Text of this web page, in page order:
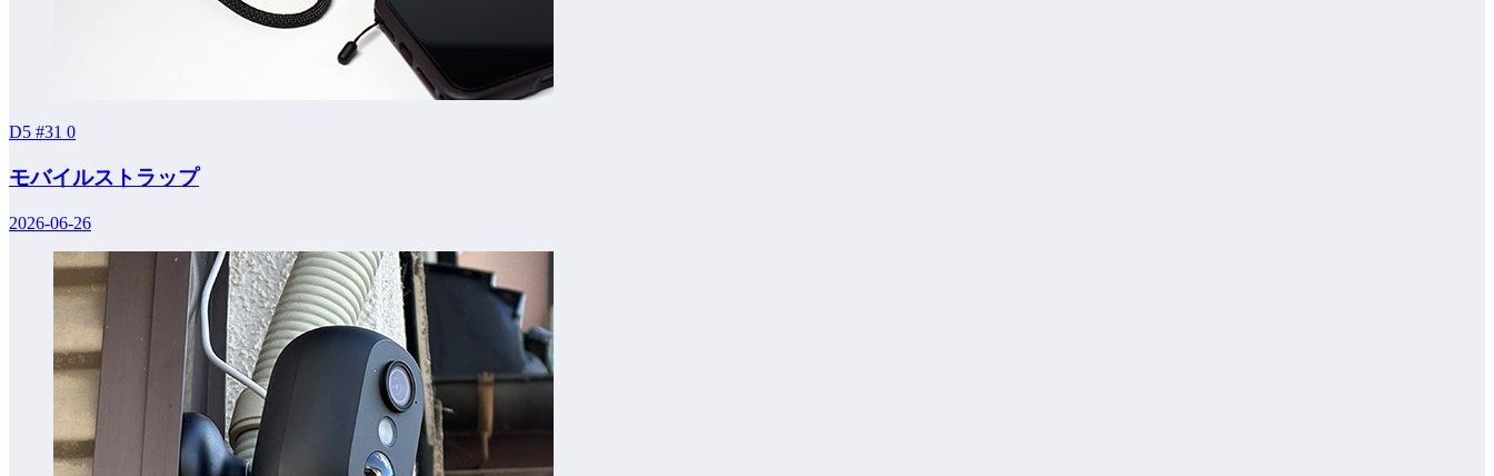
D5 #31 0
モバイルストラップ
2026-06-26